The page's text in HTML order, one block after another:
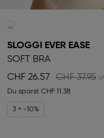
SLOGGI EVER EASE
SOFT BRA
CHF 26.57
CHF 37.95
Du sparst CHF 11.38
3 = -10%